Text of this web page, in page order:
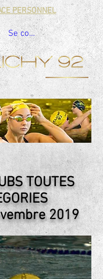
PERSONNEL
Se connecter
TOUTES
2019